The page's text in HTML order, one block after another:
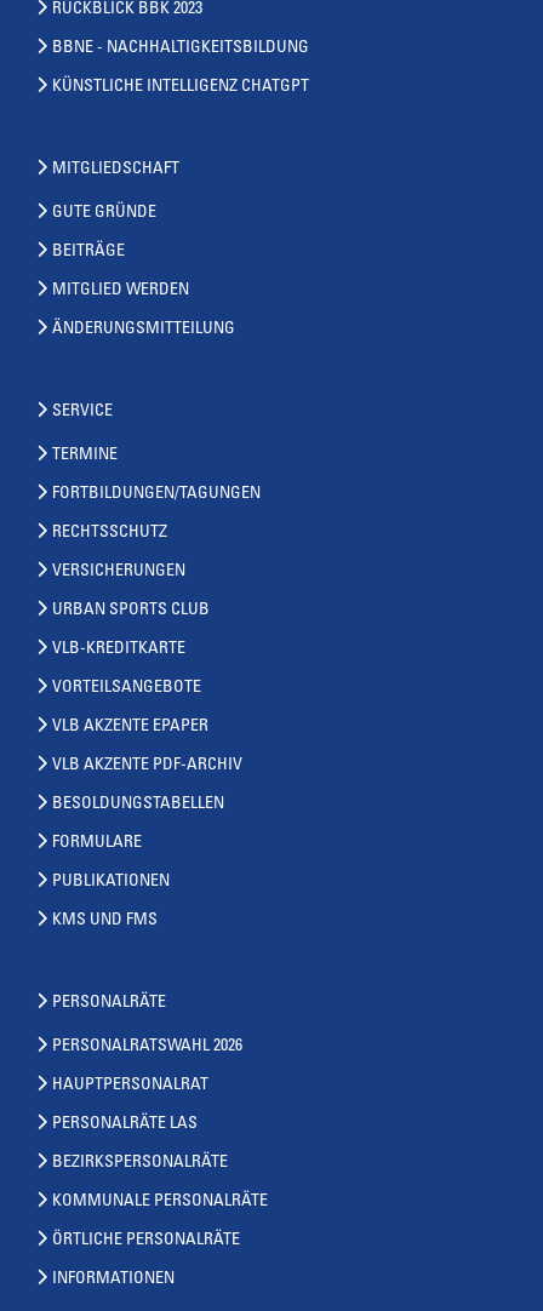
RÜCKBLICK BBK 2023
BBNE - NACHHALTIGKEITSBILDUNG
KÜNSTLICHE INTELLIGENZ CHATGPT
MITGLIEDSCHAFT
GUTE GRÜNDE
BEITRÄGE
MITGLIED WERDEN
ÄNDERUNGSMITTEILUNG
SERVICE
TERMINE
FORTBILDUNGEN/TAGUNGEN
RECHTSSCHUTZ
VERSICHERUNGEN
URBAN SPORTS CLUB
VLB-KREDITKARTE
VORTEILSANGEBOTE
VLB AKZENTE EPAPER
VLB AKZENTE PDF-ARCHIV
BESOLDUNGSTABELLEN
FORMULARE
PUBLIKATIONEN
KMS UND FMS
PERSONALRÄTE
PERSONALRATSWAHL 2026
HAUPTPERSONALRAT
PERSONALRÄTE LAS
BEZIRKSPERSONALRÄTE
KOMMUNALE PERSONALRÄTE
ÖRTLICHE PERSONALRÄTE
INFORMATIONEN